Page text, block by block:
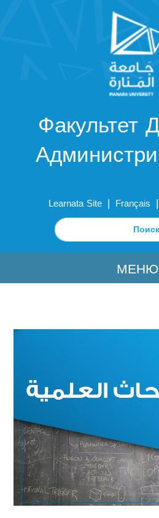
Факультет
Learnata Site | Français |
МЕНЮ